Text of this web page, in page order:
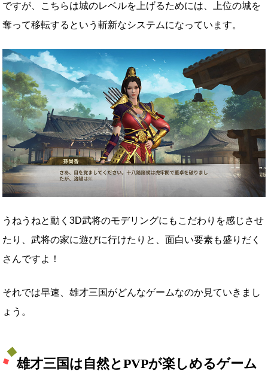
ですが、こちらは城のレベルを上げるためには、上位の城を
奪って移転するという斬新なシステムになっています。
うねうねと動く3D武将のモデリングにもこだわりを感じさせ
たり、武将の家に遊びに行けたりと、面白い要素も盛りだく
さんですよ！
それでは早速、雄才三国がどんなゲームなのか見ていきまし
ょう。
雄才三国は自然とPVPが楽しめるゲーム